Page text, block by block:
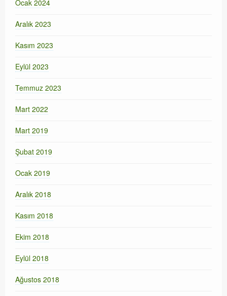
Ocak 2024
Aralık 2023
Kasım 2023
Eylül 2023
Temmuz 2023
Mart 2022
Mart 2019
Şubat 2019
Ocak 2019
Aralık 2018
Kasım 2018
Ekim 2018
Eylül 2018
Ağustos 2018